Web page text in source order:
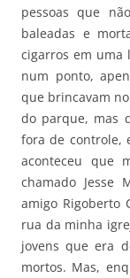
pessoas que
baleadas e
cigarros em uma
num ponto,
que brincavam
do parque, mas
fora de controle,
aconteceu que
chamado Jesse
amigo Rigoberto
rua da minha
jovens que era
mortos. Mas,